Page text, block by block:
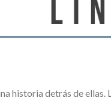
historia detrás de